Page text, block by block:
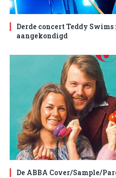
Derde concert Teddy Swims
aangekondigd
De ABBA Cover/Sample/